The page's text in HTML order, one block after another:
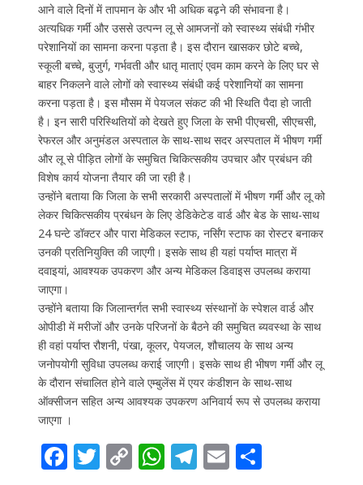
आने वाले दिनों में तापमान के और भी अधिक बढ़ने की संभावना है।
अत्यधिक गर्मी और उससे उत्पन्न लू से आमजनों को स्वास्थ्य संबंधी गंभीर
परेशानियों का सामना करना पड़ता है। इस दौरान खासकर छोटे बच्चे,
स्कूली बच्चे, बुजुर्ग, गर्भवती और धातृ माताएं एवम काम करने के लिए घर से
बाहर निकलने वाले लोगों को स्वास्थ्य संबंधी कई परेशानियों का सामना
करना पड़ता है। इस मौसम में पेयजल संकट की भी स्थिति पैदा हो जाती
है। इन सारी परिस्थितियों को देखते हुए जिला के सभी पीएचसी, सीएचसी,
रेफरल और अनुमंडल अस्पताल के साथ-साथ सदर अस्पताल में भीषण गर्मी
और लू से पीड़ित लोगों के समुचित चिकित्सकीय उपचार और प्रबंधन की
विशेष कार्य योजना तैयार की जा रही है।
उन्होंने बताया कि जिला के सभी सरकारी अस्पतालों में भीषण गर्मी और लू को
लेकर चिकित्सकीय प्रबंधन के लिए डेडिकेटेड वार्ड और बेड के साथ-साथ
24 घन्टे डॉक्टर और पारा मेडिकल स्टाफ, नर्सिंग स्टाफ का रोस्टर बनाकर
उनकी प्रतिनियुक्ति की जाएगी। इसके साथ ही यहां पर्याप्त मात्रा में
दवाइयां, आवश्यक उपकरण और अन्य मेडिकल डिवाइस उपलब्ध कराया
जाएगा।
उन्होंने बताया कि जिलान्तर्गत सभी स्वास्थ्य संस्थानों के स्पेशल वार्ड और
ओपीडी में मरीजों और उनके परिजनों के बैठने की समुचित ब्यवस्था के साथ
ही वहां पर्याप्त रौशनी, पंखा, कूलर, पेयजल, शौचालय के साथ अन्य
जनोपयोगी सुविधा उपलब्ध कराई जाएगी। इसके साथ ही भीषण गर्मी और लू
के दौरान संचालित होने वाले एम्बुलेंस में एयर कंडीशन के साथ-साथ
ऑक्सीजन सहित अन्य आवश्यक उपकरण अनिवार्य रूप से उपलब्ध कराया
जाएगा ।
F T C W T E S